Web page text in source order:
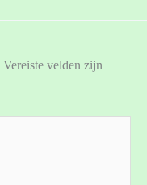
Vereiste velden zijn